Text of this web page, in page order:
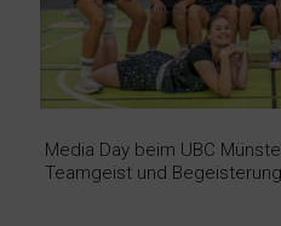
Media Day beim UBC
Teamgeist und Begeisterung